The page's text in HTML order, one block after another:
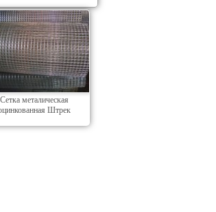
Сетка металическая
Штрек